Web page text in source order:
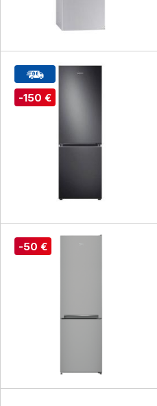
-150 €
-50 €